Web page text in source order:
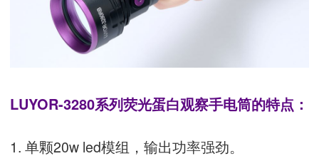
LUYOR-3280系列荧光蛋白观察手电筒的特点：
1. 单颗20w led模组，输出功率强劲。